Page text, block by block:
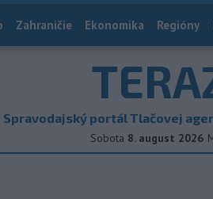
Zahraničie Ekonomika Regióny
Spravodajský portál Tlačovej
Sobota 8. august 2026